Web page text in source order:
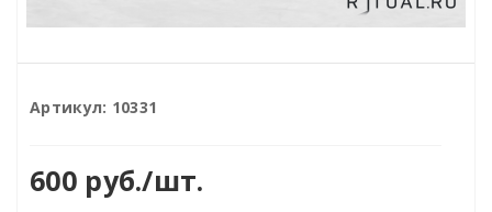
Артикул: 10331
600руб./шт.